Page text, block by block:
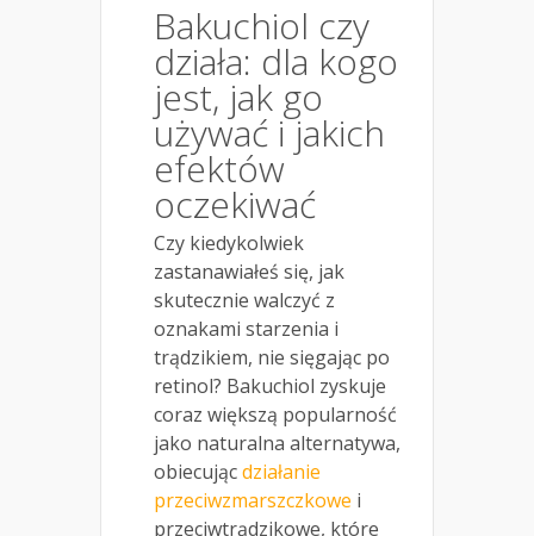
Bakuchiol czy
działa: dla kogo
jest, jak go
używać i jakich
efektów
oczekiwać
Czy kiedykolwiek
zastanawiałeś się, jak
skutecznie walczyć z
oznakami starzenia i
trądzikiem, nie sięgając po
retinol? Bakuchiol zyskuje
coraz większą popularność
jako naturalna alternatywa,
obiecującdziałanie
przeciwzmarszczkowe i
przeciwtrądzikowe, które